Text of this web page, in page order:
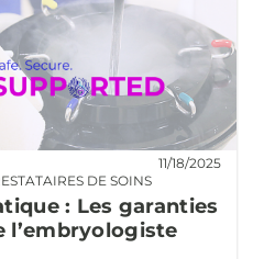
DE SOINS
11/18/2025
: Les garanties
l’embryologiste